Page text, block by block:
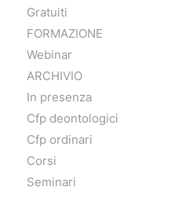
Gratuiti
FORMAZIONE
Webinar
ARCHIVIO
In presenza
Cfp deontologici
Cfp ordinari
Corsi
Seminari